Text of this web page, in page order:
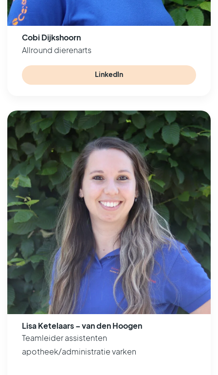
Cobi Dijkshoorn
Allround dierenarts
LinkedIn
Lisa Ketelaars – van den Hoogen
Teamleider assistenten
apotheek/administratie varken